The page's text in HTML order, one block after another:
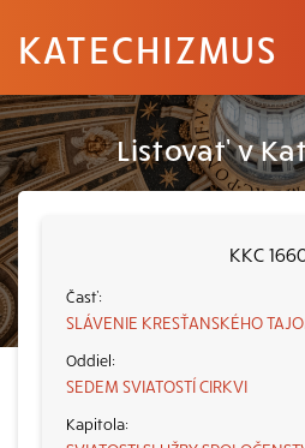
KATECHIZMUS
Listovať v
KKC
SLÁVENIE KRESŤANSKÉHO
SEDEM SVIATOSTÍ CIRKVI